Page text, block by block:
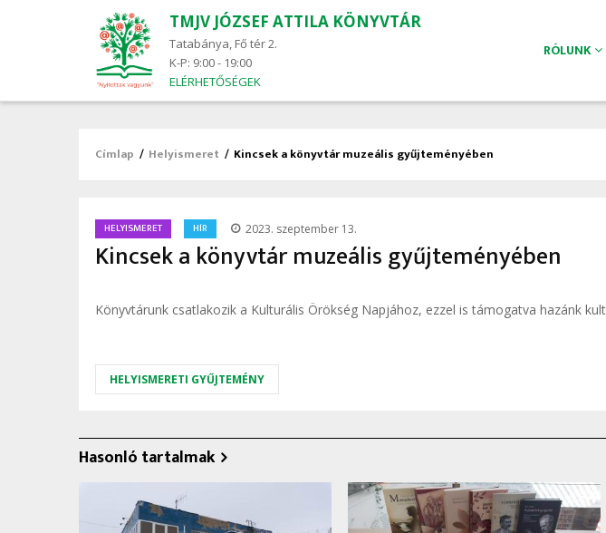
TMJV JÓZSEF ATTILA KÖNYVTÁR
Tatabánya, Fő tér 2.
K-P: 9:00 - 19:00
ELÉRHETŐSÉGEK
Main
navigation RÓLUNK
Morzsa
Címlap / Helyismeret / Kincsek a könyvtár muzeális gyűjteményében
HELYISMERET HÍR 2023. szeptember 13.
Kincsek a könyvtár muzeális gyűjteményében
Könyvtárunk csatlakozik a Kulturális Örökség Napjához, ezzel is támogatva hazánk
HELYISMERETI GYŰJTEMÉNY
Hasonló tartalmak